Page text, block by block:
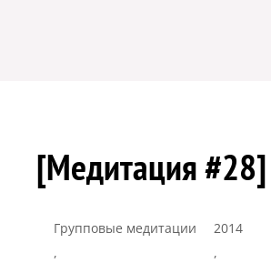
[Медитация #28]
Групповые медитации
,
2014
,